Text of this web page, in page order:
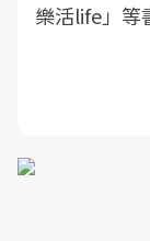
樂活life」等